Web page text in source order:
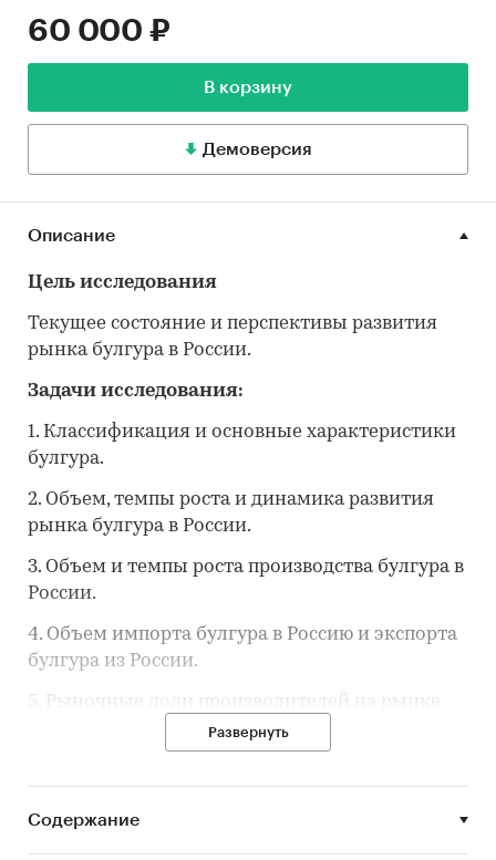
60 000 ₽
В корзину
Демоверсия
Описание
Цель исследования
Текущее состояние и перспективы развития
рынка булгура в России.
Задачи исследования:
1. Классификация и основные характеристики
булгура.
2. Объем, темпы роста и динамика развития
рынка булгура в России.
3. Объем и темпы роста производства булгура в
России.
4. Объем импорта булгура в Россию и экспорта
булгура из России.
5. Рыночные доли производителей на рынке
Развернуть
Содержание